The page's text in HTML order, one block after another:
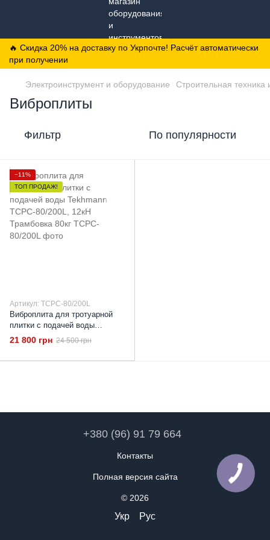
🔥 Скидка 20% на доставку по Укрпочте! Расчёт автоматически
при получении
Электроинструмент и оборудование Строительная техника
Виброплиты
Фильтр По популярности
−11%
ТОП ПРОДАЖ!
Артикул: TCPC-80/200L
Виброплита для тротуарной
плитки с подачей воды
Tekhmann TCPC-80/200L, 12кН
Трамбовка 80кг
21 800 грн 24 500 грн
+380 (96) 91 79 664
Контакты
Полная версия сайта
© 2026
Укр Рус